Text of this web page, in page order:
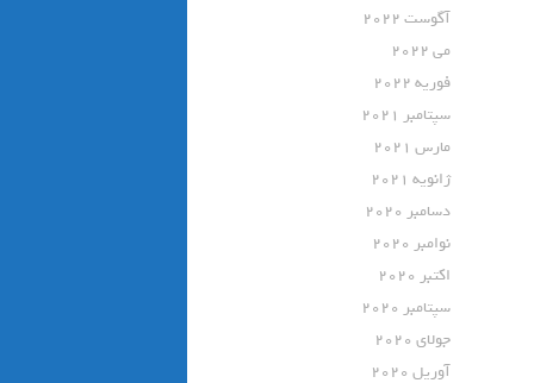
آگوست 2022
می 2022
فوریه 2022
سپتامبر 2021
مارس 2021
ژانویه 2021
دسامبر 2020
نوامبر 2020
اکتبر 2020
سپتامبر 2020
جولای 2020
آوریل 2020